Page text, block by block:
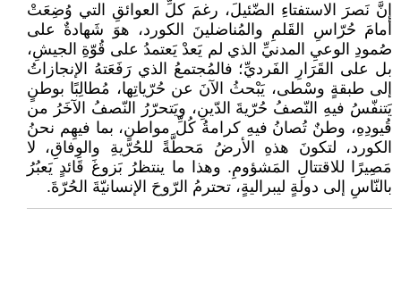
إنَّ نَصرَ الاستفتاءِ الضّئيلَ، رغمَ كلِّ العوائقِ التي وُضِعَتْ
أمامَ حُرّاسِ القَلمِ والمُناضلينَ الكورد، هوَ شَهادةٌ على
صُمودِ الوعيِ المدنيِّ الذي لم يَعدْ يَعتمدُ على قُوّةِ الجيشِ،
بل على القَرَارِ الفَرديِّ؛ فالمُجتمعُ الذي رَفَعَتهُ الإنجازاتُ
إلى طبقةٍ وسْطى، يَبْحثُ الآنَ عن حُرّياتِها، مُطالِبًا بوطنٍ
يَتنفّسُ فيهِ النّصفُ حُرّيةَ الدّينِ، ويَتحرّرُ النّصفُ الآخَرُ من
قُيودِهِ، وطنٌ تُصانُ فيهِ كرامةُ كُلِّ مواطنٍ، بما فيهِم نحنُ
الكورد، لتكونَ هذهِ الأرضُ مَحطَّةً للحُرّيةِ والوِفاقِ، لا
مَصِيرًا للاقتتالِ المَشؤومِ. وهذا ما ينتظرُ بَزوغَ قَائدٍ يَعبُرُ
بالنّاسِ إلى دولةٍ ليبراليةٍ، تحترمُ الرّوحَ الإنسانيّةَ الحُرّةَ.